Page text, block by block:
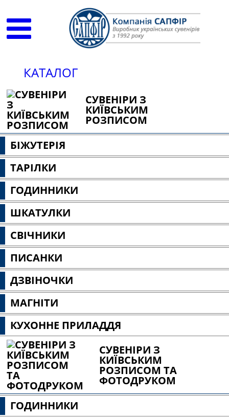
КАТАЛОГ
СУВЕНІРИ З
КИЇВСЬКИМ
РОЗПИСОМ
БІЖУТЕРІЯ
ТАРІЛКИ
ГОДИННИКИ
ШКАТУЛКИ
СВІЧНИКИ
ПИСАНКИ
ДЗВІНОЧКИ
МАГНІТИ
КУХОННЕ ПРИЛАДДЯ
СУВЕНІРИ З
КИЇВСЬКИМ
РОЗПИСОМ ТА
ФОТОДРУКОМ
ГОДИННИКИ